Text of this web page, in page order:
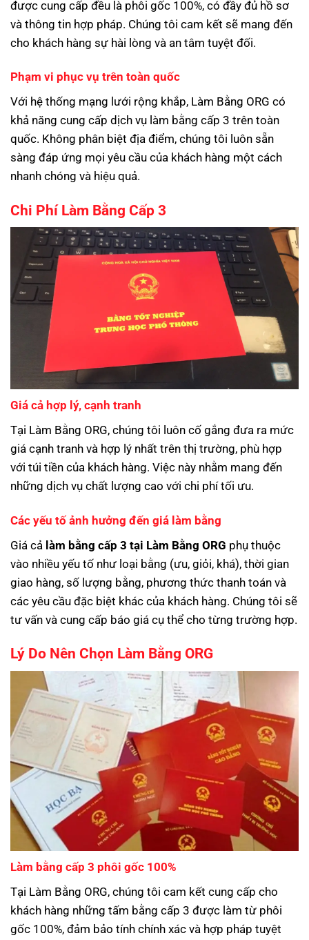
được cung cấp đều là phôi gốc 100%, có đầy đủ hồ sơ
và thông tin hợp pháp. Chúng tôi cam kết sẽ mang đến
cho khách hàng sự hài lòng và an tâm tuyệt đối.
Phạm vi phục vụ trên toàn quốc
Với hệ thống mạng lưới rộng khắp, Làm Bằng ORG có
khả năng cung cấp dịch vụ làm bằng cấp 3 trên toàn
quốc. Không phân biệt địa điểm, chúng tôi luôn sẵn
sàng đáp ứng mọi yêu cầu của khách hàng một cách
nhanh chóng và hiệu quả.
Chi Phí Làm Bằng Cấp 3
Giá cả hợp lý, cạnh tranh
Tại Làm Bằng ORG, chúng tôi luôn cố gắng đưa ra mức
giá cạnh tranh và hợp lý nhất trên thị trường, phù hợp
với túi tiền của khách hàng. Việc này nhằm mang đến
những dịch vụ chất lượng cao với chi phí tối ưu.
Các yếu tố ảnh hưởng đến giá làm bằng
Giá cả làm bằng cấp 3 tại Làm Bằng ORG phụ thuộc
vào nhiều yếu tố như loại bằng (ưu, giỏi, khá), thời gian
giao hàng, số lượng bằng, phương thức thanh toán và
các yêu cầu đặc biệt khác của khách hàng. Chúng tôi sẽ
tư vấn và cung cấp báo giá cụ thể cho từng trường hợp.
Lý Do Nên Chọn Làm Bằng ORG
Làm bằng cấp 3 phôi gốc 100%
Tại Làm Bằng ORG, chúng tôi cam kết cung cấp cho
khách hàng những tấm bằng cấp 3 được làm từ phôi
gốc 100%, đảm bảo tính chính xác và hợp pháp tuyệt